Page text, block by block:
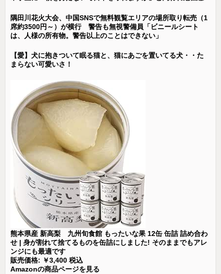
隅田川花火大会、中国SNSで無料観覧エリアの場所取り転売（1
席約3500円～）が横行 警告も無視警備員「ビニールシート
は、人様の所有物。警告以上のことはできない」
【愛】犬に抱きついて眠る猫と、猫にあごを置いてる犬・・た
まらない可愛いさ！
熊本県産 新高梨 九州旬食館 もったいな果 12缶 缶詰 詰め合わ
せ | 身が割れて捨てるものを缶詰にしました! そのままでもアレ
ンジにも最適です
販売価格: ￥3,400 税込
Amazonの商品ページを見る